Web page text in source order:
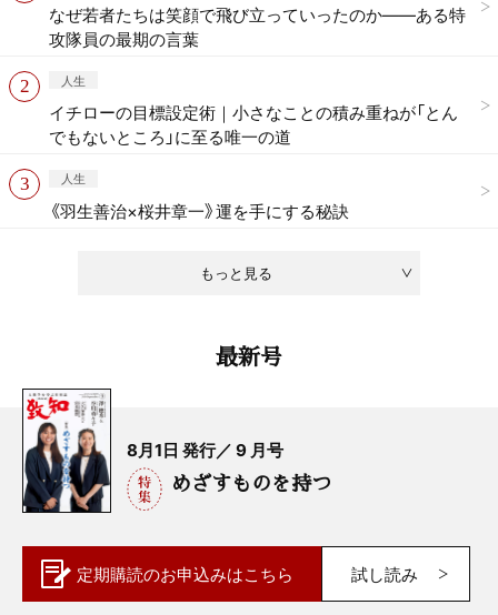
もっと見る
なぜ若者たちは笑顔で飛び立っていったのか——ある特
攻隊員の最期の言葉
人生
イチローの目標設定術｜小さなことの積み重ねが「とん
でもないところ」に至る唯一の道
人生
《羽生善治×桜井章一》運を手にする秘訣
最新号
8月1日 発行／ 9 月号
めざすものを持つ
定期購読のお申込みはこちら 試し読み